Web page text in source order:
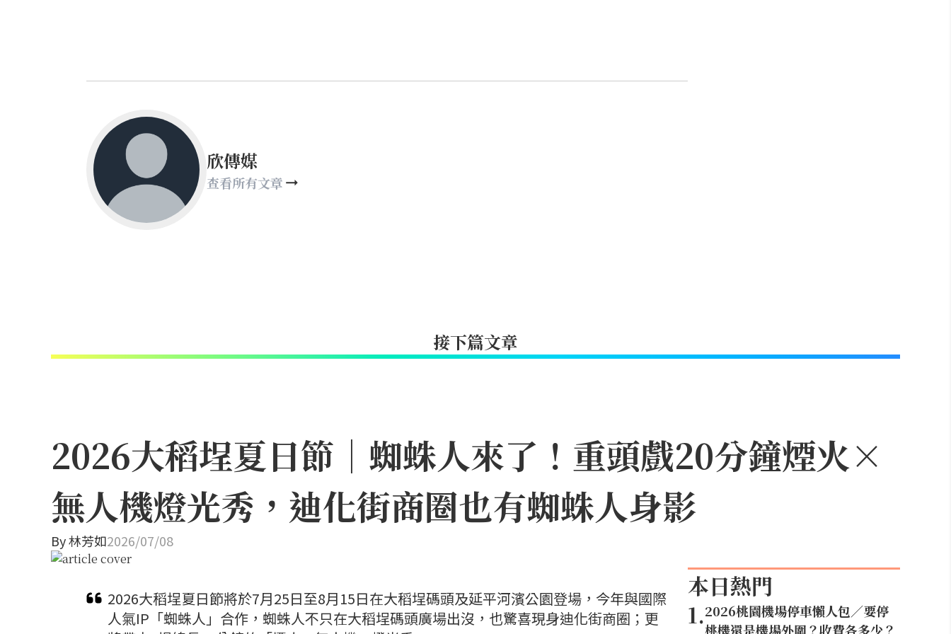
欣傳媒
查看所有文章
接下篇文章
2026大稻埕夏日節｜蜘蛛人來了！重頭戲20分鐘煙火×
無人機燈光秀，迪化街商圈也有蜘蛛人身影
By林芳如2026/07/08
2026大稻埕夏日節將於7月25日至8月15日在大稻埕碼頭及延平河濱公園登場，今年與國際
人氣IP「蜘蛛人」合作，蜘蛛人不只在大稻埕碼頭廣場出沒，也驚喜現身迪化街商圈；更
本日熱門
1.2026桃園機場停車懶人包／要停
桃機還是機場外圍？收費各多少？